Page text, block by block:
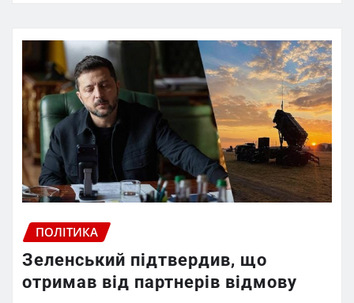
ПОЛІТИКА
Зеленський підтвердив, що
отримав від партнерів відмову